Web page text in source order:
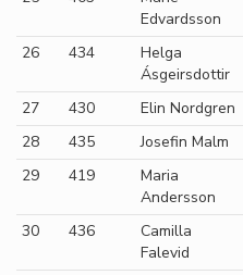
Edvardsson
26 434
Helga
Ásgeirsdottir
27 430 Elin Nordgren
28
435 Josefin Malm
29
419
Maria
Andersson
30 436
Camilla
Falevid